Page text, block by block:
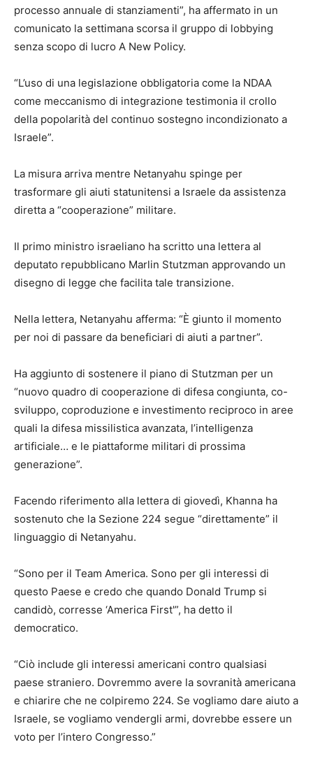
processo annuale di stanziamenti”, ha affermato in un
comunicato la settimana scorsa il gruppo di lobbying
senza scopo di lucro A New Policy.
“L’uso di una legislazione obbligatoria come la NDAA
come meccanismo di integrazione testimonia il crollo
della popolarità del continuo sostegno incondizionato a
Israele”.
La misura arriva mentre Netanyahu spinge per
trasformare gli aiuti statunitensi a Israele da assistenza
diretta a “cooperazione” militare.
Il primo ministro israeliano ha scritto una lettera al
deputato repubblicano Marlin Stutzman approvando un
disegno di legge che facilita tale transizione.
Nella lettera, Netanyahu afferma: “È giunto il momento
per noi di passare da beneficiari di aiuti a partner”.
Ha aggiunto di sostenere il piano di Stutzman per un
“nuovo quadro di cooperazione di difesa congiunta, co-
sviluppo, coproduzione e investimento reciproco in aree
quali la difesa missilistica avanzata, l’intelligenza
artificiale… e le piattaforme militari di prossima
generazione”.
Facendo riferimento alla lettera di giovedì, Khanna ha
sostenuto che la Sezione 224 segue “direttamente” il
linguaggio di Netanyahu.
“Sono per il Team America. Sono per gli interessi di
questo Paese e credo che quando Donald Trump si
candidò, corresse ‘America First'”, ha detto il
democratico.
“Ciò include gli interessi americani contro qualsiasi
paese straniero. Dovremmo avere la sovranità americana
e chiarire che ne colpiremo 224. Se vogliamo dare aiuto a
Israele, se vogliamo vendergli armi, dovrebbe essere un
voto per l’intero Congresso.”